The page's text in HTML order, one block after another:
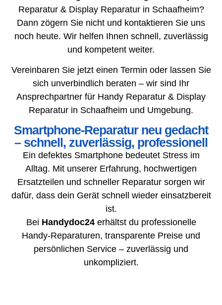
Reparatur & Display Reparatur in Schaafheim?
Dann zögern Sie nicht und kontaktieren Sie uns
noch heute. Wir helfen Ihnen schnell, zuverlässig
und kompetent weiter.
Vereinbaren Sie jetzt einen Termin oder lassen Sie
sich unverbindlich beraten – wir sind Ihr
Ansprechpartner für Handy Reparatur & Display
Reparatur in Schaafheim und Umgebung.
Smartphone-Reparatur neu gedacht
– schnell, zuverlässig, professionell
Ein defektes Smartphone bedeutet Stress im
Alltag. Mit unserer Erfahrung, hochwertigen
Ersatzteilen und schneller Reparatur sorgen wir
dafür, dass dein Gerät schnell wieder einsatzbereit
ist.
Bei Handydoc24erhältst du professionelle
Handy-Reparaturen, transparente Preise und
persönlichen Service – zuverlässig und
unkompliziert.